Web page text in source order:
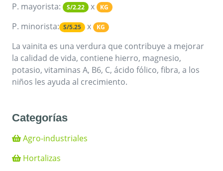
P. mayorista:
S/2.22 x KG
P. minorista: S/5.25 x KG
La vainita es una verdura que contribuye a mejorar
la calidad de vida, contiene hierro, magnesio,
potasio, vitaminas A, B6, C, ácido fólico, fibra, a los
niños les ayuda al crecimiento.
Categorías
Agro-industriales
Hortalizas